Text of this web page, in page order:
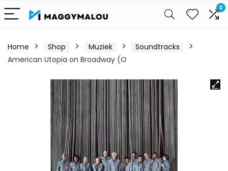
0
Home Shop Muziek
Soundtracks
American Utopia on Broadway (O